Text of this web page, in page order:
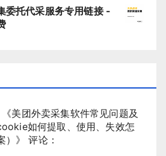
委托代采服务专用链接 -
美团外卖采集软件常见问题及
如何提取、使用、失效怎
》 评论：